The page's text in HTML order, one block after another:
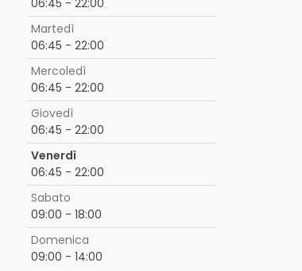
06:45 - 22:00
Martedì
06:45 - 22:00
Mercoledì
06:45 - 22:00
Giovedì
06:45 - 22:00
Venerdì
06:45 - 22:00
Sabato
09:00 - 18:00
Domenica
09:00 - 14:00